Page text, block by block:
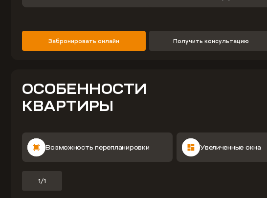
Забронировать онлайн Получить консультацию
ОСОБЕННОСТИ
КВАРТИРЫ
Возможность перепланировки Увеличенные окна
1/1